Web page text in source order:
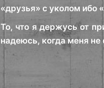
«друзья» с уколом ибо
То, что я держусь от
надеюсь, когда меня не